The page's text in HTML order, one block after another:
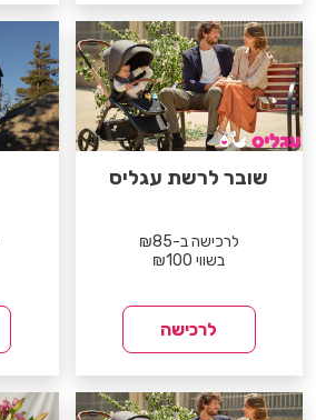
שובר לרשת עגליס
לרכישה ב-₪85
בשווי ₪100
לרכישה